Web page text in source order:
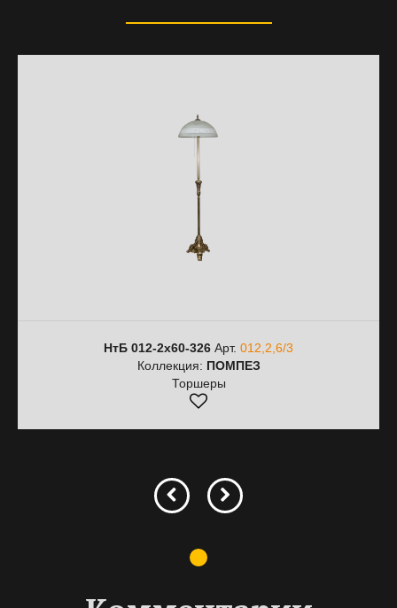
НтБ 012-2х60-326 Арт. 012,2,6/3
Коллекция: ПОМПЕЗ
Торшеры